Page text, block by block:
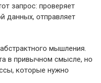
запрос: проверяет
данных, отправляет
мышления.
в привычном смысле, но
которые нужно